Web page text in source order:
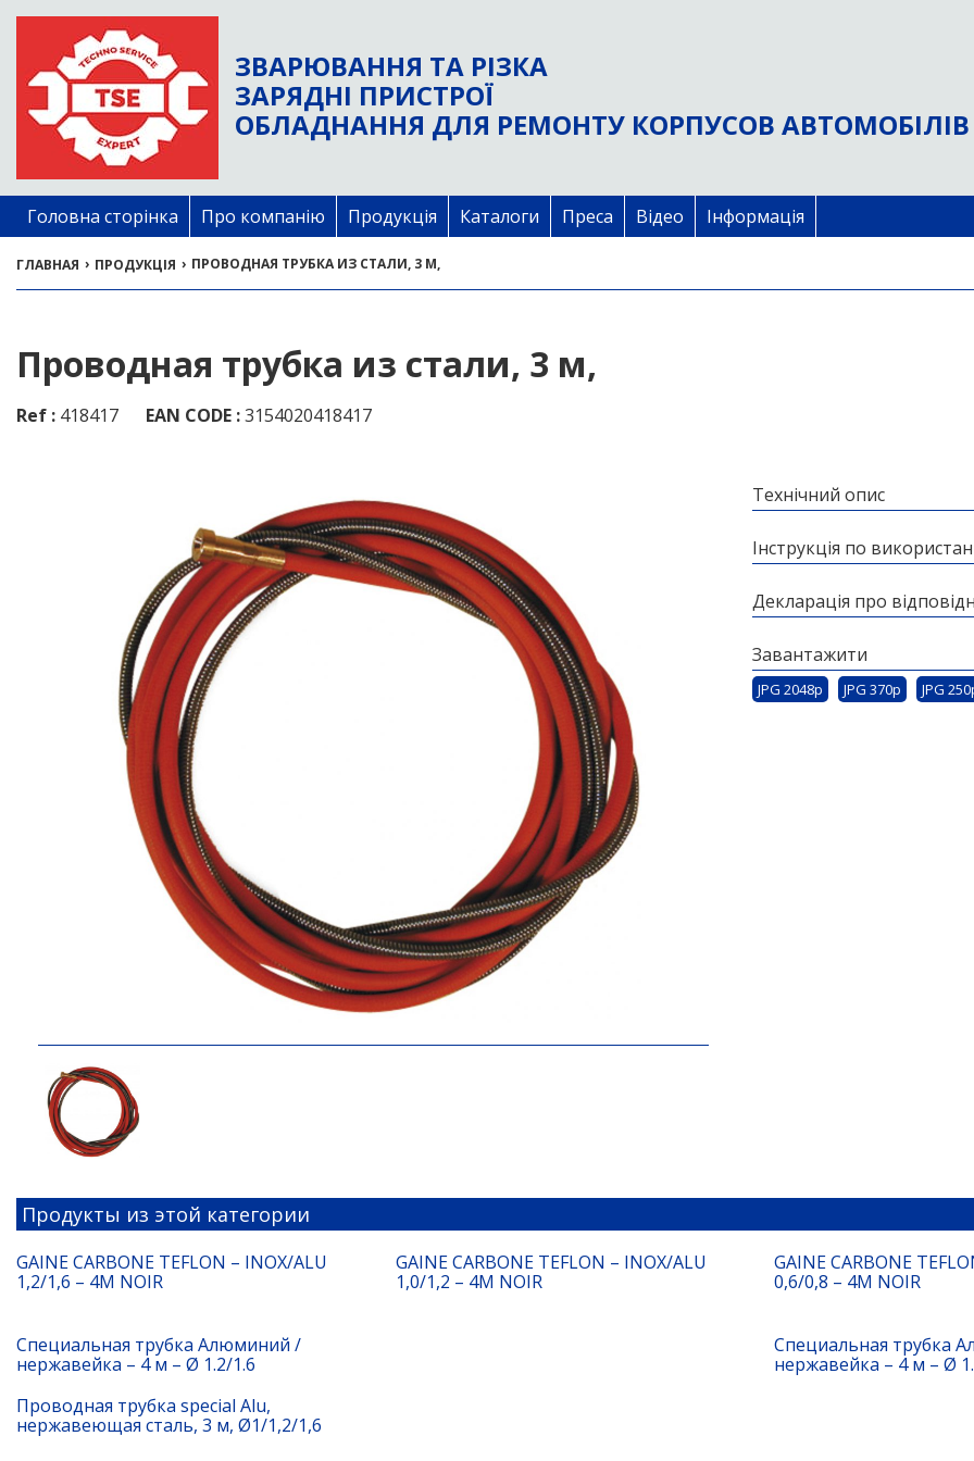
ЗВАРЮВАННЯ ТА РІЗКА
ЗАРЯДНІ ПРИСТРОЇ
ОБЛАДНАННЯ ДЛЯ РЕМОНТУ КОРПУСОВ АВТОМОБІЛІВ
Головна сторінка Про компанію Продукція Каталоги Преса Відео Інформація
ГЛАВНАЯ › ПРОДУКЦІЯ › ПРОВОДНАЯ ТРУБКА ИЗ СТАЛИ, 3 М,
Проводная трубка из стали, 3 м,
Ref : 418417 EAN CODE :3154020418417
Технічний опис
Інструкція по
Декларація про
Завантажити
JPG 2048p JPG 370p JPG
Продукты из этой категории
GAINE CARBONE TEFLON – INOX/ALU
1,2/1,6 – 4M NOIR
GAINE CARBONE TEFLON – INOX/ALU
1,0/1,2 – 4M NOIR
GAINE CARBONE
0,6/0,8 – 4M NOIR
Специальная трубка Алюминий /
нержавейка – 4 м – Ø 1.2/1.6
Специальная трубка
нержавейка – 4 м – Ø
Проводная трубка special Alu,
нержавеющая сталь, 3 м, Ø1/1,2/1,6